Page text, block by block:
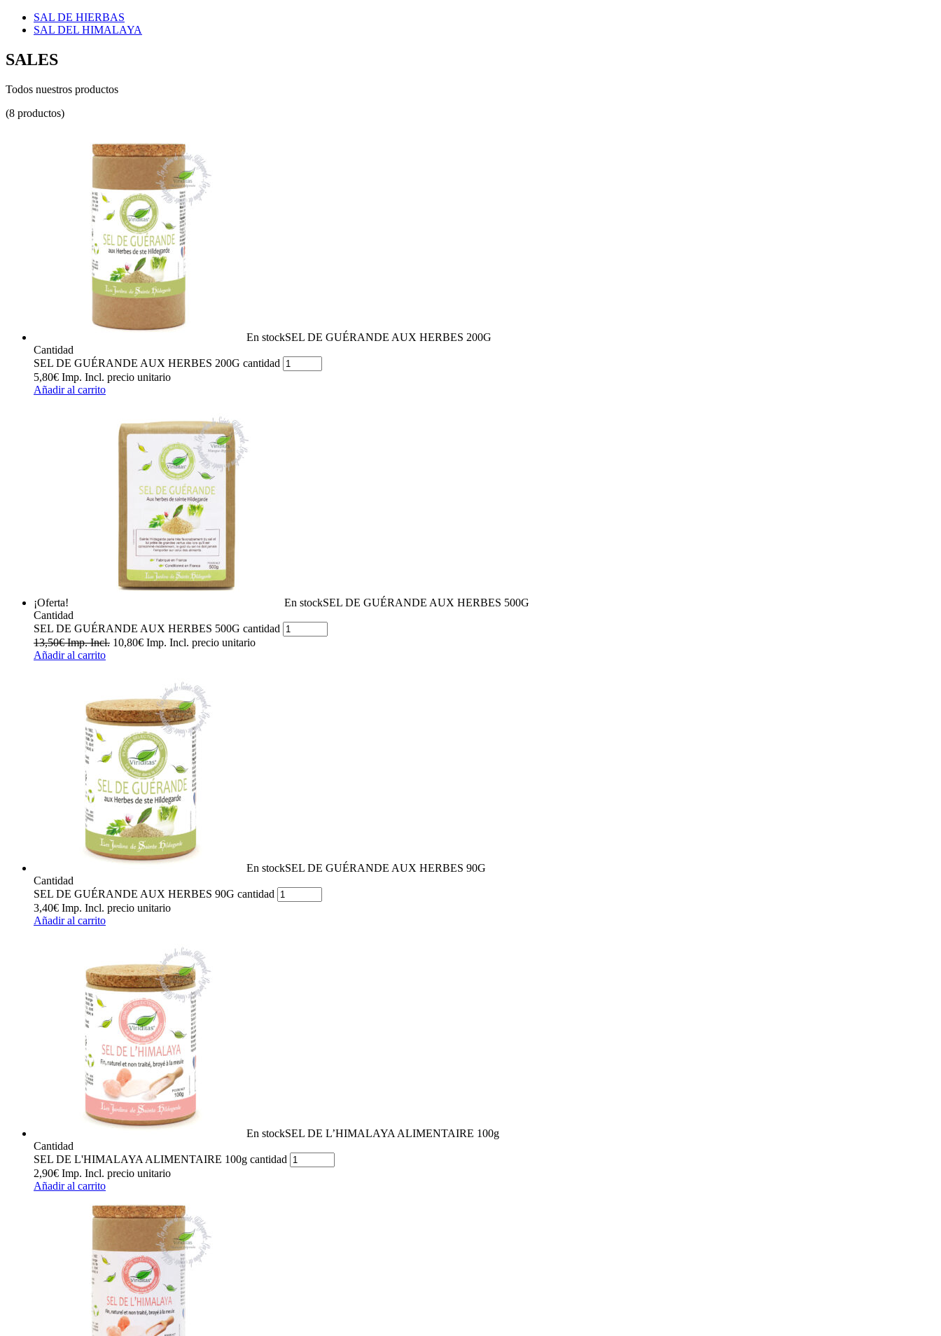
SAL DE HIERBAS
SAL DEL HIMALAYA
SALES
Todos nuestros productos
(8 productos)
En stockSEL DE GUÉRANDE AUX HERBES 200G
Cantidad
SEL DE GUÉRANDE AUX HERBES 200G cantidad
5,80€ Imp. Incl. precio unitario
Añadir al carrito
¡Oferta! En stockSEL DE GUÉRANDE AUX HERBES 500G
Cantidad
SEL DE GUÉRANDE AUX HERBES 500G cantidad
13,50€Imp. Incl. 10,80€ Imp. Incl. precio unitario
Añadir al carrito
En stockSEL DE GUÉRANDE AUX HERBES 90G
Cantidad
SEL DE GUÉRANDE AUX HERBES 90G cantidad
3,40€ Imp. Incl. precio unitario
Añadir al carrito
En stockSEL DE L’HIMALAYA ALIMENTAIRE 100g
Cantidad
SEL DE L'HIMALAYA ALIMENTAIRE 100g cantidad
2,90€ Imp. Incl. precio unitario
Añadir al carrito